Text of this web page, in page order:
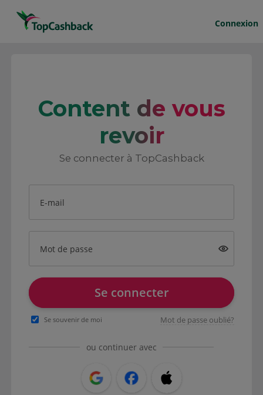
Connexion
Content de vous
revoir
Se connecter à TopCashback
E-mail
Mot de passe
Se connecter
Se souvenir de moi Mot de passe oublié?
ou continuer avec